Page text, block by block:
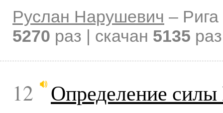
Руслан Нарушевич –
5270 раз | скачан 5135
12 Определение